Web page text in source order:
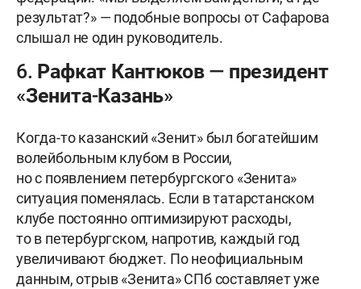
результат?» — подобные вопросы от Сафарова
слышал не один руководитель.
6. Рафкат Кантюков — президент
«Зенита-Казань»
Когда-то казанский «Зенит» был богатейшим
волейбольным клубом в России,
но с появлением петербургского «Зенита»
ситуация поменялась. Если в татарстанском
клубе постоянно оптимизируют расходы,
то в петербургском, напротив, каждый год
увеличивают бюджет. По неофициальным
данным, отрыв «Зенита» СПб составляет уже